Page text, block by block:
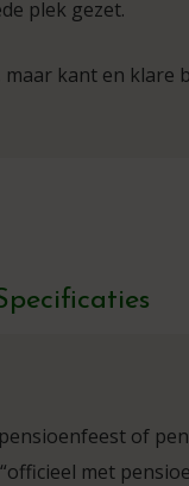
plek gezet.
kant en klare
of
met